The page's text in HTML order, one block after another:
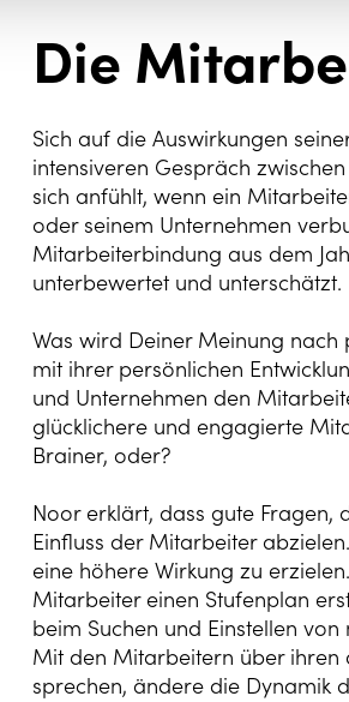
Die
Sich auf die Auswirkungen
intensiveren Gespräch
sich anfühlt, wenn ein
oder seinem Unternehmen
Mitarbeiterbindung aus dem
unterbewertet und unterschätzt.
Was wird Deiner Meinung nach
mit ihrer persönlichen
und Unternehmen den
glücklichere und engagierte
Brainer, oder?
Noor erklärt, dass gute Fragen,
Einfluss der Mitarbeiter
eine höhere Wirkung zu
Mitarbeiter einen Stufenplan
beim Suchen und Einstellen
Mit den Mitarbeitern über ihren
sprechen, ändere die Dynamik